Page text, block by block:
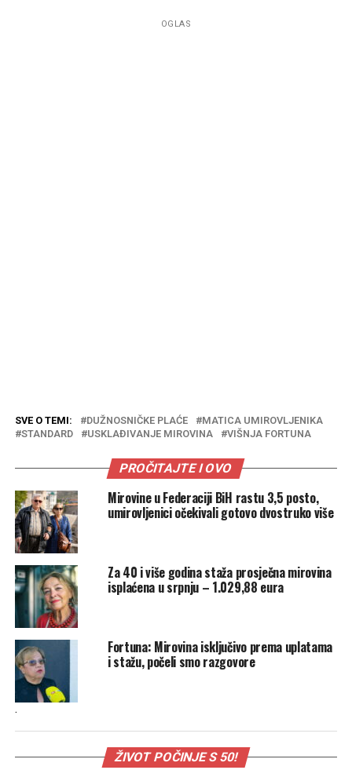
OGLAS
SVE O TEMI: DUŽNOSNIČKE PLAĆE
MATICA UMIROVLJENIKA
STANDARD
USKLAĐIVANJE MIROVINA VIŠNJA FORTUNA
PROČITAJTE I OVO
Mirovine u Federaciji BiH rastu 3,5 posto,
umirovljenici očekivali gotovo dvostruko više
Za 40 i više godina staža prosječna mirovina
isplaćena u srpnju – 1.029,88 eura
Fortuna: Mirovina isključivo prema uplatama
i stažu, počeli smo razgovore
.
ŽIVOT POČINJE S 50!